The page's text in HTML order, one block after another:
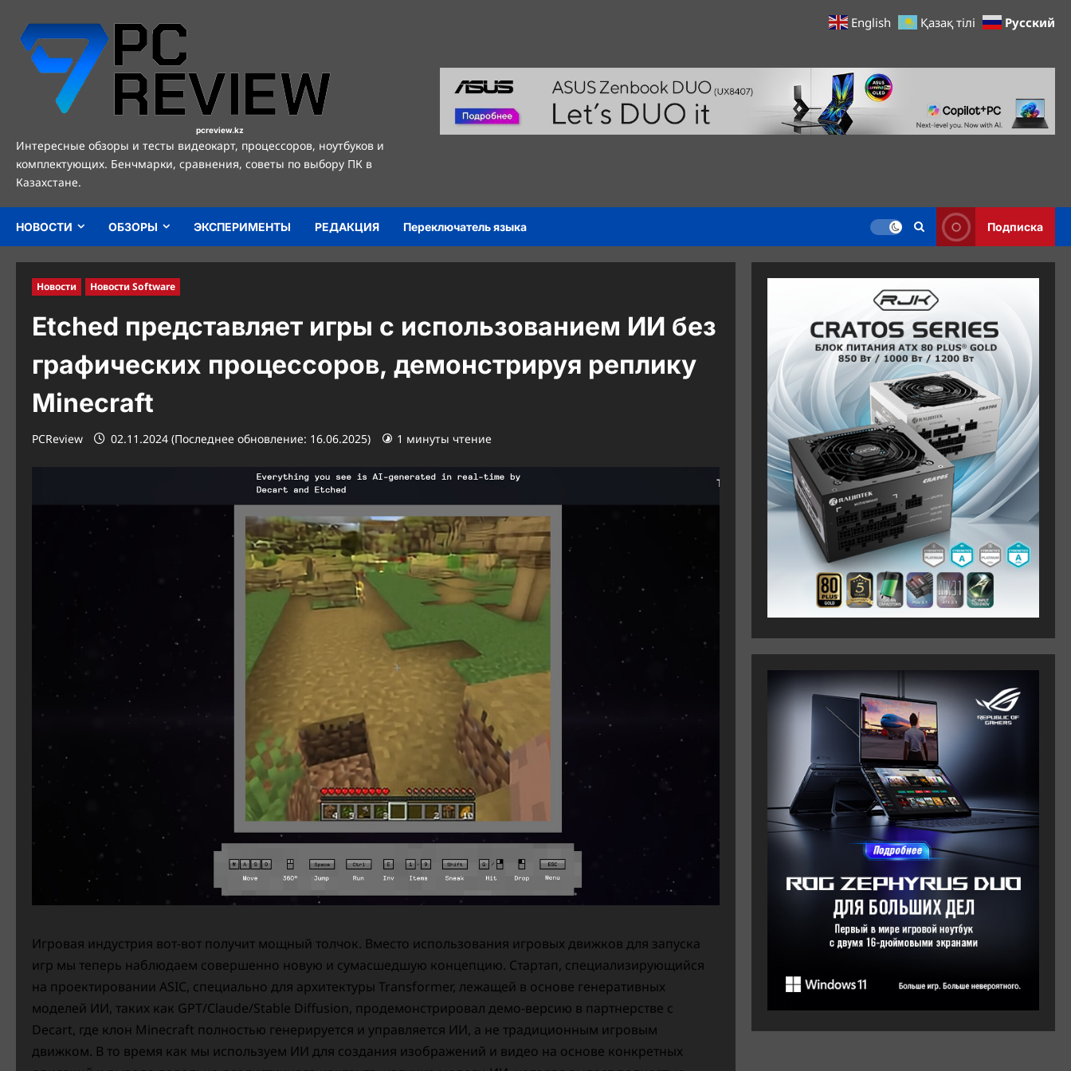
содержимому
pcreview.kz
Интересные обзоры и тесты видеокарт, процессоров, ноутбуков и
комплектующих. Бенчмарки, сравнения, советы по выбору ПК в
Казахстане.
НОВОСТИ ОБЗОРЫ ЭКСПЕРИМЕНТЫ РЕДАКЦИЯ Переключатель языка Подписка
Новости Новости Software
Etched представляет игры с использованием ИИ без
графических процессоров, демонстрируя реплику
Minecraft
PCReview 02.11.2024 (Последнее обновление: 16.06.2025) 1 минуты чтение
Игровая индустрия вот-вот получит мощный толчок. Вместо использования игровых движков для запуска
игр мы теперь наблюдаем совершенно новую и сумасшедшую концепцию. Стартап, специализирующийся
на проектировании ASIC, специально для архитектуры Transformer, лежащей в основе генеративных
моделей ИИ, таких как GPT/Claude/Stable Diffusion, продемонстрировал демо-версию в партнерстве с
Decart, где клон Minecraft полностью генерируется и управляется ИИ, а не традиционным игровым
движком. В то время как мы используем ИИ для создания изображений и видео на основе конкретных
English Қазақ тілі Русский